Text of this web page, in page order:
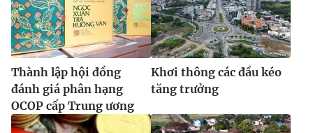
Thành lập hội đồng
đánh giá phân hạng
OCOP cấp Trung ương
Khơi thông các đầu kéo
tăng trưởng